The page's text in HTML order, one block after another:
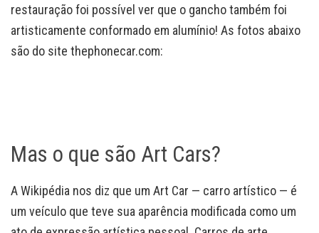
restauração foi possível ver que o gancho também foi
artisticamente conformado em alumínio! As fotos abaixo
são do site thephonecar.com:
Mas o que são Art Cars?
A Wikipédia nos diz que um Art Car — carro artístico — é
um veículo que teve sua aparência modificada como um